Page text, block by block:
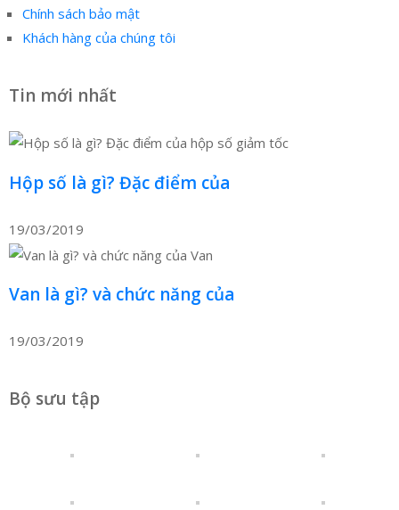
Chính sách bảo mật
Khách hàng của chúng tôi
Tin mới nhất
Hộp số là gì? Đặc điểm của
19/03/2019
Van là gì? và chức năng của
19/03/2019
Bộ sưu tập